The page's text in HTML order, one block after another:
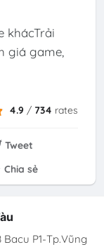
khácTrải
giá game,
4.9 / 734 rates
Tweet
Chia sẻ
P1-Tp.Vũng